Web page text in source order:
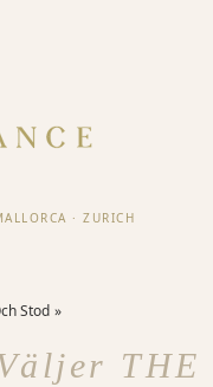
· ZURICH
Stod
THE